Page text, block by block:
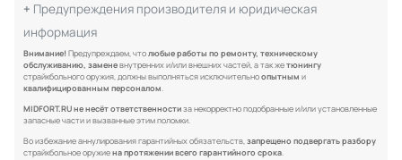
Предупреждения производителя и юридическая
информация
Внимание!Предупреждаем, чтолюбые работы по ремонту, техническому
обслуживанию, заменевнутренних и/или внешних частей, а так жетюнингу
страйкбольного оружия, должны выполняться исключительноопытным и
квалифицированным персоналом.
MIDFORT.RU не несёт ответственностиза некорректно подобранные и/или установленные
запасные части и вызванные этим поломки.
Во избежание аннулирования гарантийных обязательств,запрещено подвергать разбору
страйкбольное оружиена протяжении всего гарантийного срока.